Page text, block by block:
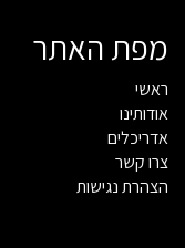
מפת האתר
ראשי
אודותינו
אדריכלים
צרו קשר
הצהרת נגישות